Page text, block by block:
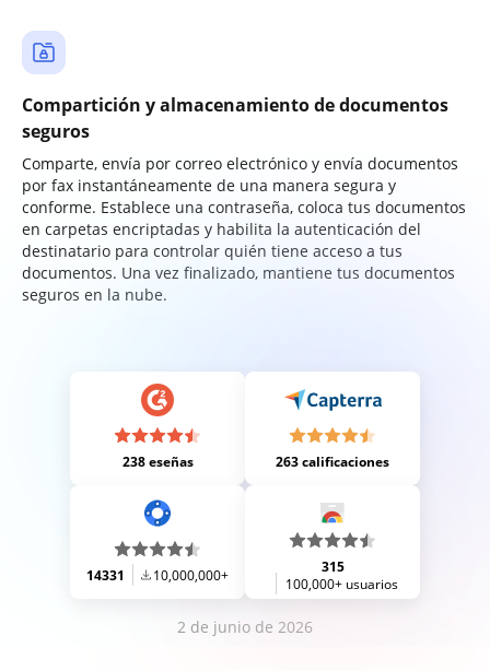
Compartición y almacenamiento de documentos
seguros
Comparte, envía por correo electrónico y envía documentos
por fax instantáneamente de una manera segura y
conforme. Establece una contraseña, coloca tus documentos
en carpetas encriptadas y habilita la autenticación del
destinatario para controlar quién tiene acceso a tus
documentos. Una vez finalizado, mantiene tus documentos
seguros en la nube.
238 eseñas 263 calificaciones
14331 10,000,000+
315
100,000+ usuarios
2 de junio de 2026